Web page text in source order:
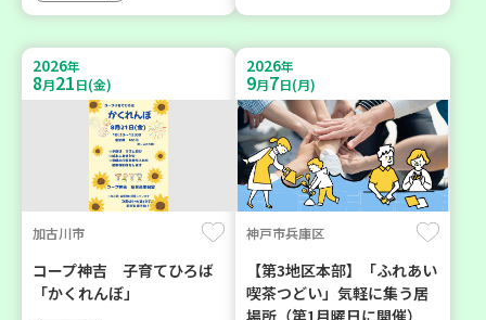
2026年
8月21日(金)
加古川市
コープ神吉 子育てひろば
「かくれんぼ」
2026年
9月7日(月)
神戸市兵庫区
【第3地区本部】「ふれあい
喫茶つどい」気軽に集う居
場所（第1月曜日に開催）